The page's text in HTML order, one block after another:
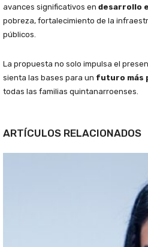
avances significativos en desarrollo
pobreza, fortalecimiento de la
públicos.
La propuesta no solo impulsa el
sienta las bases para un futuro más
todas las familias quintanarroenses.
ARTÍCULOS RELACIONADOS